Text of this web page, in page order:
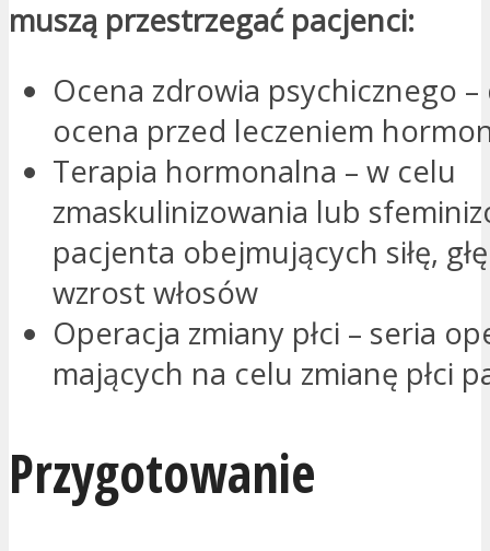
muszą przestrzegać pacjenci:
Ocena zdrowia psychicznego –
ocena przed leczeniem
Terapia hormonalna – w celu
zmaskulinizowania lub
pacjenta obejmujących siłę,
wzrost włosów
Operacja zmiany płci – seria
mających na celu zmianę płci
Przygotowanie